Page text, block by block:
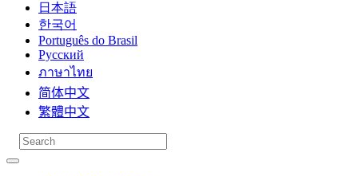
日本語
한국어
Português do Brasil
Русский
ภาษาไทย
简体中文
繁體中文